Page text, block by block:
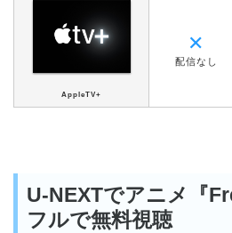
AppleTV+
✕
配信なし
U-NEXTでアニメ『
フルで無料視聴